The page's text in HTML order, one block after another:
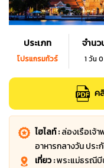
ประเภท
โปรแกรมทัวร์
จำน
1 วัน
ค
ไฮไลท์ :ล่องเรือเจ้
อาหารกลางวัน ประ
เที่ยว :พระแม่ธรณีบี